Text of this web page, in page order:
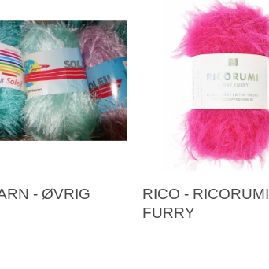
- ØVRIG
RICO - RICORUMI
FURRY